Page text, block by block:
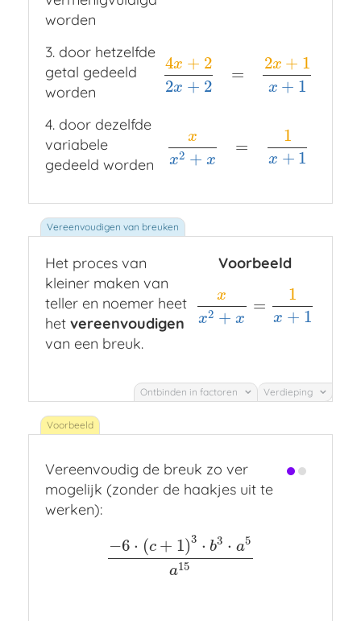
worden
3. door hetzelfde
getal gedeeld
worden
4x + 2
2x + 2
=
2x + 1
x + 1
4x+22 +2= x+1x+1
4. door dezelfde
variabele
gedeeld worden
x
x2 + x
=
1
x + 1
xx x= 1
Het proces van
kleiner maken van
teller en noemer heet
het vereenvoudigen
van een breuk.
Voorbeeld
x
x2 + x
=
1
x + 1
xx2+ x=1 x+1
Ontbinden in factoren Verdieping
Vereenvoudig de breuk zo ver
mogelijk (zonder de haakjes uit te
werken):
−6 ⋅ (c + 1)3 ⋅ b3 ⋅ a5
a15
−6⋅(c+1)3⋅b3⋅a5a15